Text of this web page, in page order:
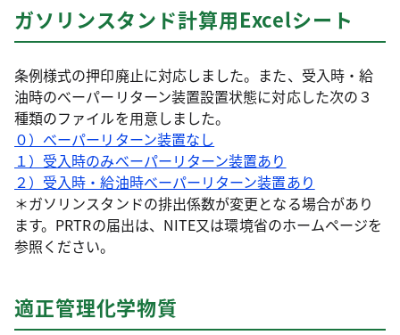
ガソリンスタンド計算用Excelシート
条例様式の押印廃止に対応しました。また、受入時・給
油時のべーパーリターン装置設置状態に対応した次の３
種類のファイルを用意しました。
０）べーパーリターン装置なし
１）受入時のみべーパーリターン装置あり
２）受入時・給油時べーパーリターン装置あり
＊ガソリンスタンドの排出係数が変更となる場合があり
ます。PRTRの届出は、NITE又は環境省のホームページを
参照ください。
適正管理化学物質